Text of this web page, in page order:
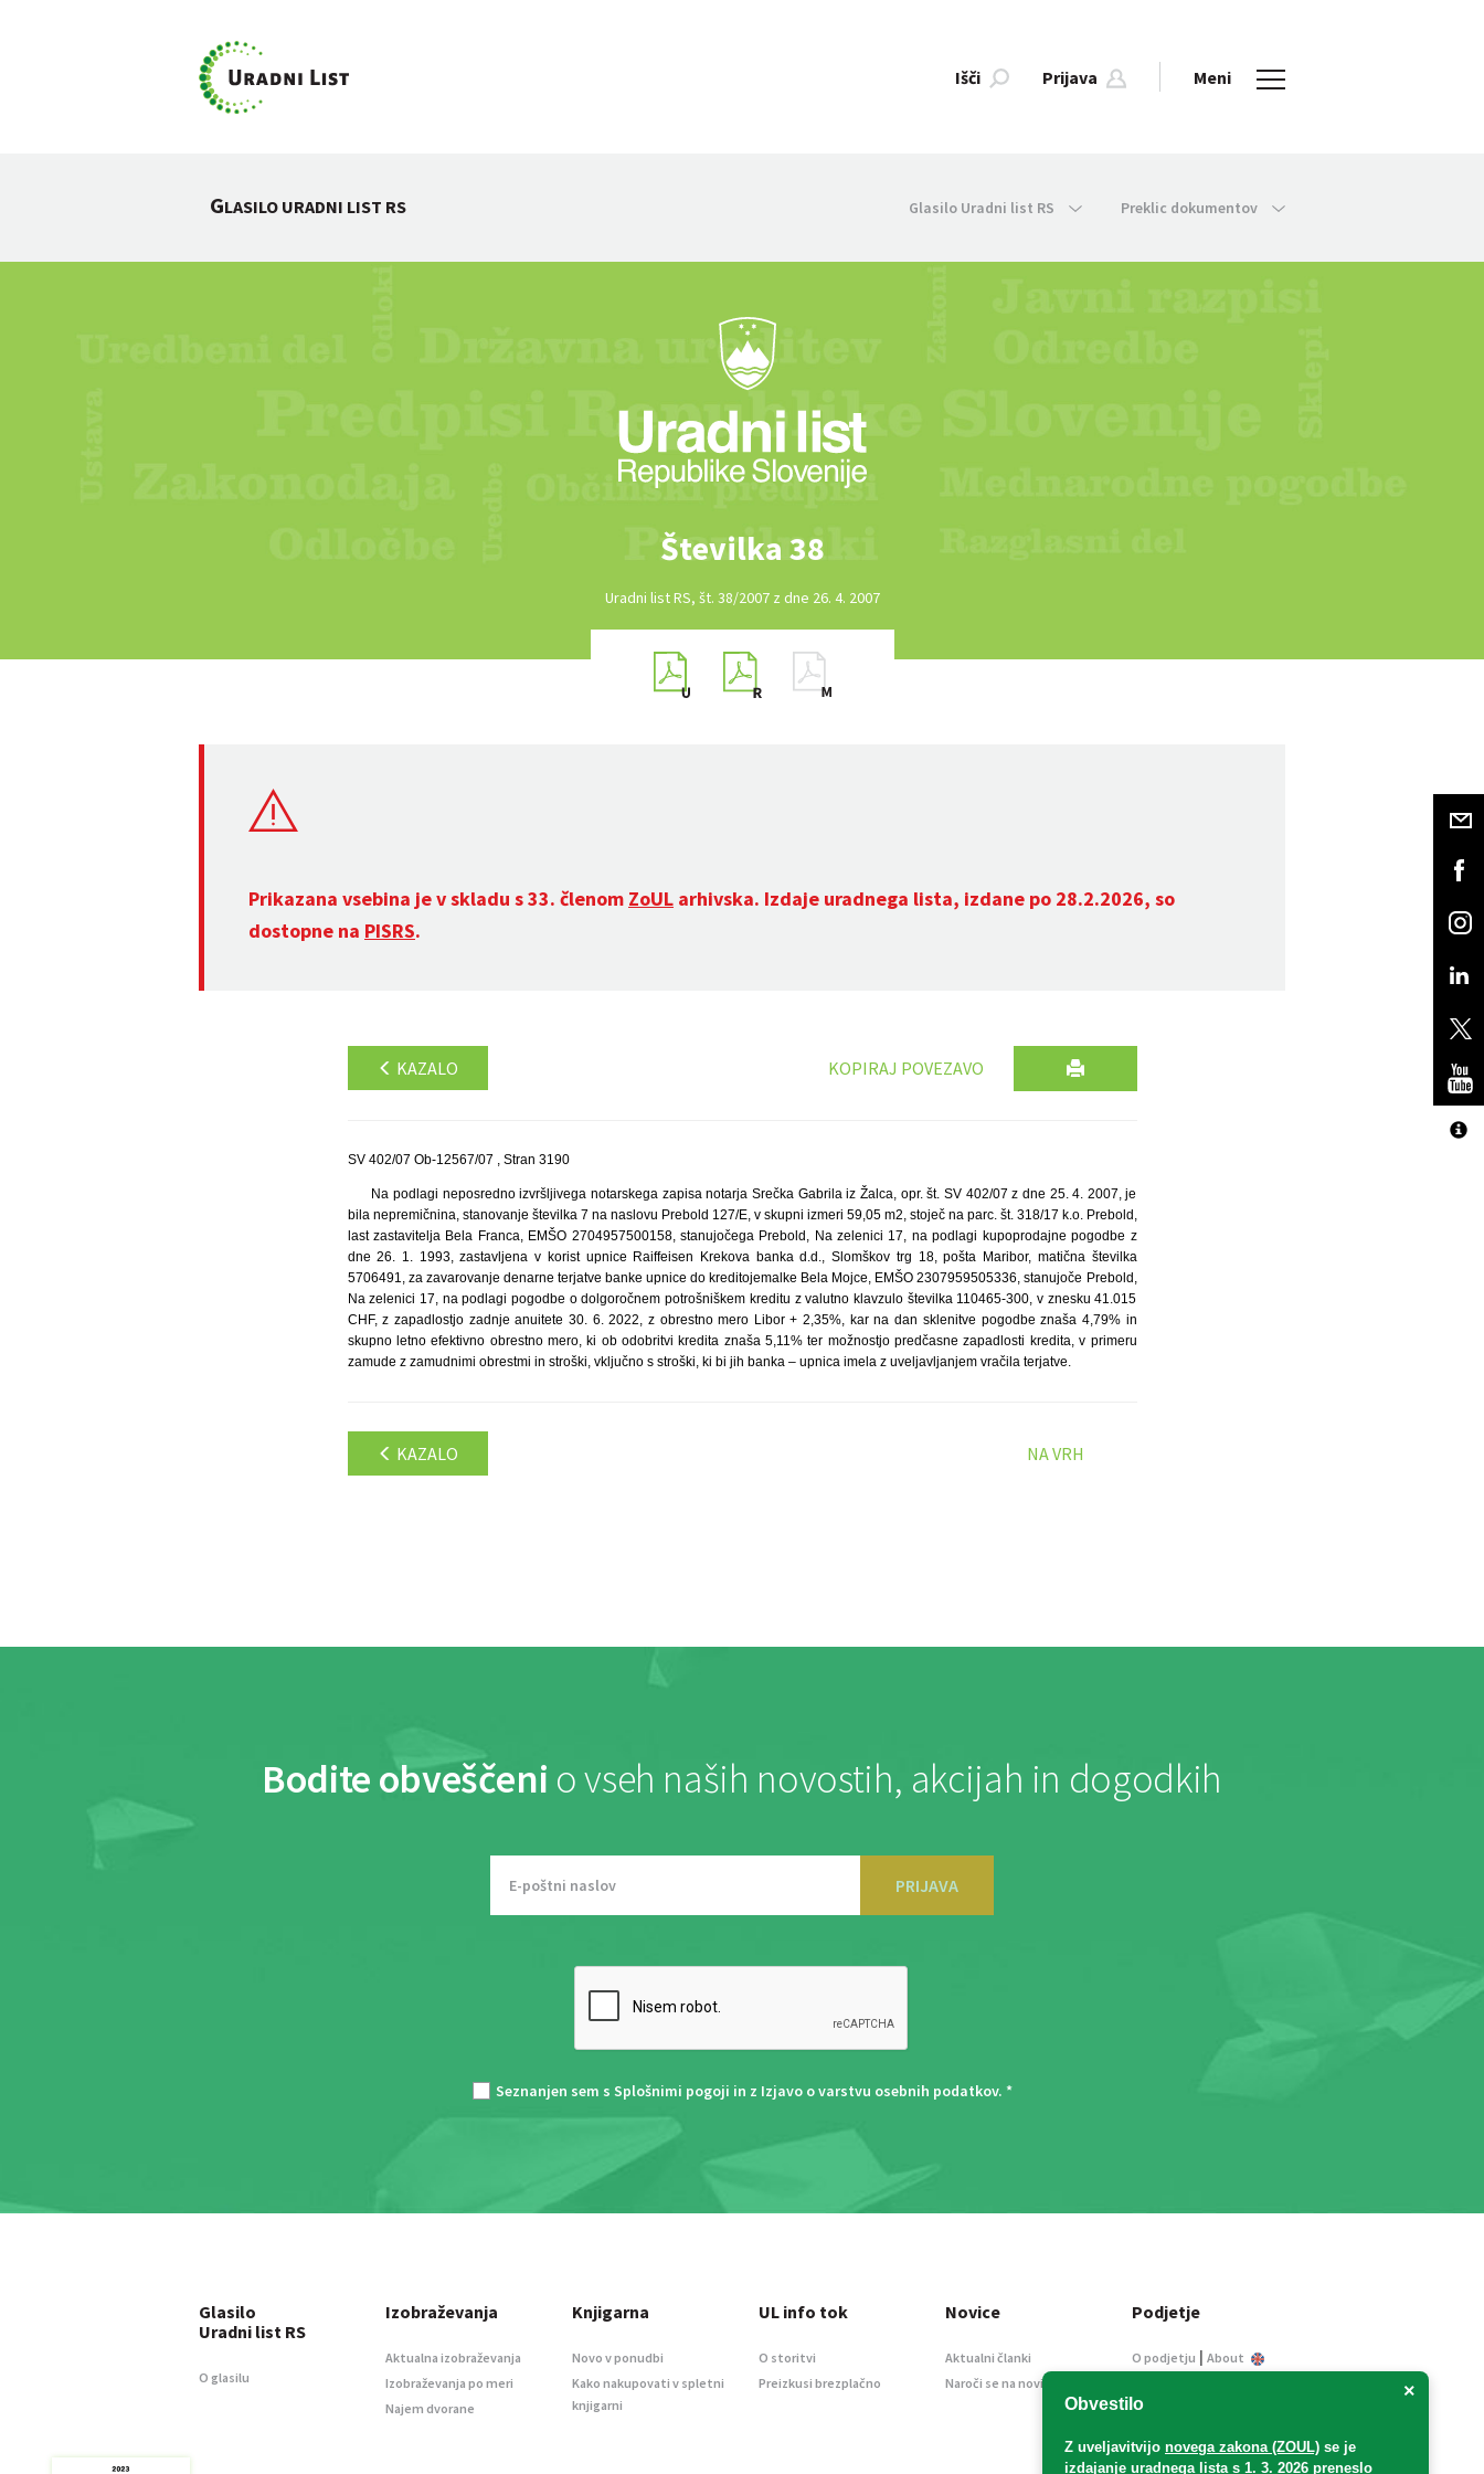
Išči Prijava Meni
GLASILO URADNI LIST RS Glasilo Uradni list RS Preklic dokumentov
Številka 38
Uradni list RS, št. 38/2007 z dne 26. 4. 2007
Prikazana vsebina je v skladu s 33. členom ZoUL arhivska. Izdaje uradnega lista, izdane po 28.2.2026, so
dostopne na PISRS.
KAZALO KOPIRAJ POVEZAVO
SV 402/07 Ob-12567/07 , Stran 3190
Na podlagi neposredno izvršljivega notarskega zapisa notarja Srečka Gabrila iz Žalca, opr. št. SV 402/07 z dne 25. 4. 2007, je
bila nepremičnina, stanovanje številka 7 na naslovu Prebold 127/E, v skupni izmeri 59,05 m2, stoječ na parc. št. 318/17 k.o. Prebold,
last zastavitelja Bela Franca, EMŠO 2704957500158, stanujočega Prebold, Na zelenici 17, na podlagi kupoprodajne pogodbe z
dne 26. 1. 1993, zastavljena v korist upnice Raiffeisen Krekova banka d.d., Slomškov trg 18, pošta Maribor, matična številka
5706491, za zavarovanje denarne terjatve banke upnice do kreditojemalke Bela Mojce, EMŠO 2307959505336, stanujoče Prebold,
Na zelenici 17, na podlagi pogodbe o dolgoročnem potrošniškem kreditu z valutno klavzulo številka 110465-300, v znesku 41.015
CHF, z zapadlostjo zadnje anuitete 30. 6. 2022, z obrestno mero Libor + 2,35%, kar na dan sklenitve pogodbe znaša 4,79% in
skupno letno efektivno obrestno mero, ki ob odobritvi kredita znaša 5,11% ter možnostjo predčasne zapadlosti kredita, v primeru
zamude z zamudnimi obrestmi in stroški, vključno s stroški, ki bi jih banka – upnica imela z uveljavljanjem vračila terjatve.
KAZALO NA VRH
Bodite obveščeni o vseh naših novostih, akcijah in dogodkih
PRIJAVA
Seznanjen sem s Splošnimi pogoji in z Izjavo o varstvu osebnih podatkov. *
×
Obvestilo
Z uveljavitvijo novega zakona (ZOUL) se je
izdajanje uradnega lista s 1. 3. 2026 preneslo
Glasilo
Uradni list RS
O glasilu
Izobraževanja
Aktualna izobraževanja
Izobraževanja po meri
Najem dvorane
Knjigarna
Novo v ponudbi
Kako nakupovati v spletni
knjigarni
UL info tok
O storitvi
Preizkusi brezplačno
Novice
Aktualni članki
Naroči se na novice
Podjetje
O podjetju | About
Informacije javnega
Oglaševanje